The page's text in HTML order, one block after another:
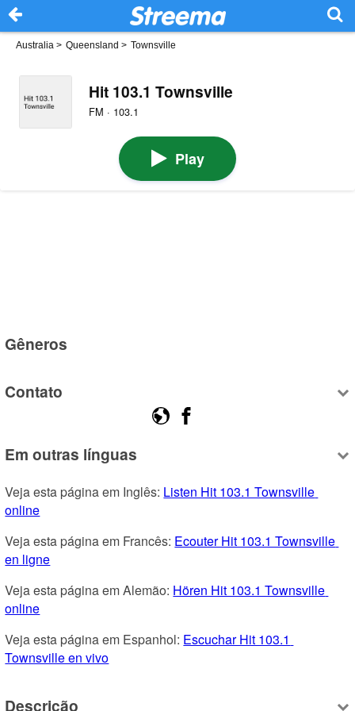
Australia > Queensland > Townsville
Hit 103.1 Townsville
FM · 103.1
Play
Gêneros
Contato
Em outras línguas
Veja esta página em Inglês: Listen Hit 103.1 Townsville
online
Veja esta página em Francês: Ecouter Hit 103.1 Townsville
en ligne
Veja esta página em Alemão: Hören Hit 103.1 Townsville
online
Veja esta página em Espanhol: Escuchar Hit 103.1
Townsville en vivo
Descrição